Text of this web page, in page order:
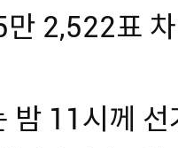
2,522표
밤 11시께